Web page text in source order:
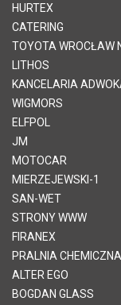
HURTEX
CATERING
TOYOTA WROCŁAW
LITHOS
KANCELARIA
WIGMORS
ELFPOL
JM
MOTOCAR
MIERZEJEWSKI-1
SAN-WET
STRONY WWW
FIRANEX
PRALNIA
ALTER EGO
BOGDAN GLASS